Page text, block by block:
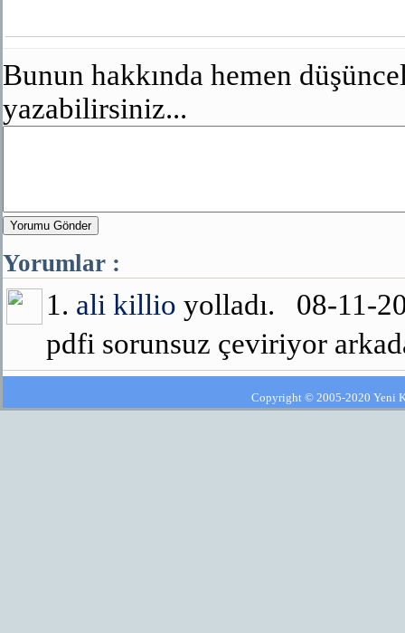
Bunun hakkında hemen
yazabilirsiniz...
Yorumu Gönder
Yorumlar :
1. ali killio yolladı. 08-11-
pdfi sorunsuz çeviriyor
Copyright © 2005-2020 Yeni